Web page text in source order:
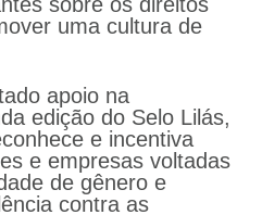
uma cultura de
apoio na
edição do Selo Lilás,
e incentiva
e empresas voltadas
de gênero e
contra as